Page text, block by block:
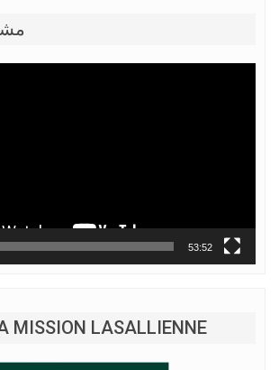
53:52
MISSION LASALLIENNE